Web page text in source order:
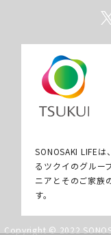
SONOSAKI LIFE
るツクイのグルー
ニアとそのご家族
す。
Copyright © 2022